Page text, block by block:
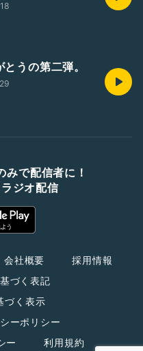
うの第二弾。
みで配信者に！
ジオ配信
会社概要
採用情報
づく表記
づく表示
ーポリシー
ー
利用規約